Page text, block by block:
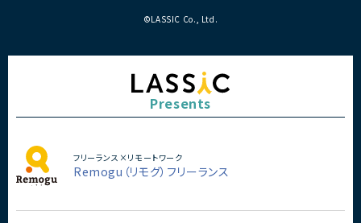
©LASSIC Co., Ltd.
Presents
フリーランス×リモートワーク
Remogu（リモグ）フリーランス